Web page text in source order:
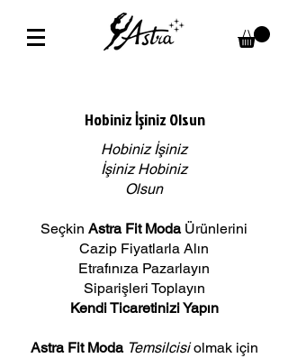
Hobiniz İşiniz Olsun
Hobiniz İşiniz
İşiniz Hobiniz
Olsun
Seçkin Astra Fit ModaÜrünlerini
Cazip Fiyatlarla Alın
Etrafınıza Pazarlayın
Siparişleri Toplayın
Kendi Ticaretinizi Yapın
Astra Fit Moda Temsilcisiolmak için